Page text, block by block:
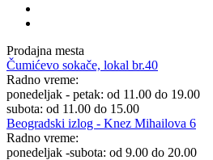
Prodajna mesta
Čumićevo sokače, lokal br.40
Radno vreme:
ponedeljak - petak: od 11.00 do 19.00
subota: od 11.00 do 15.00
Beogradski izlog - Knez Mihailova 6
Radno vreme:
ponedeljak -subota: od 9.00 do 20.00